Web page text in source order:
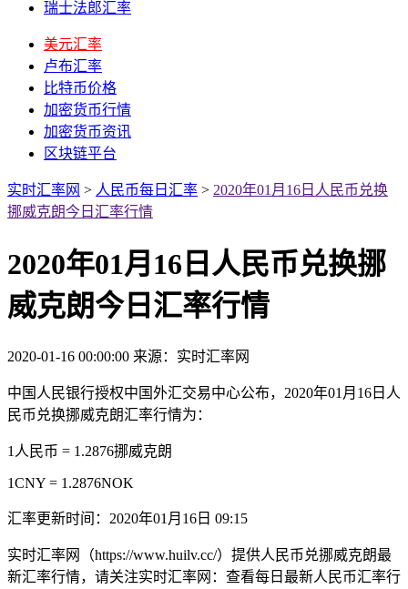
瑞士法郎汇率
美元汇率
卢布汇率
比特币价格
加密货币行情
加密货币资讯
区块链平台
实时汇率网 > 人民币每日汇率 > 2020年01月16日人民币兑换
挪威克朗今日汇率行情
2020年01月16日人民币兑换挪
威克朗今日汇率行情
2020-01-16 00:00:00 来源：实时汇率网
中国人民银行授权中国外汇交易中心公布，2020年01月16日人
民币兑换挪威克朗汇率行情为：
1人民币 = 1.2876挪威克朗
1CNY = 1.2876NOK
汇率更新时间：2020年01月16日 09:15
实时汇率网（https://www.huilv.cc/）提供人民币兑挪威克朗最
新汇率行情，请关注实时汇率网：查看每日最新人民币汇率行